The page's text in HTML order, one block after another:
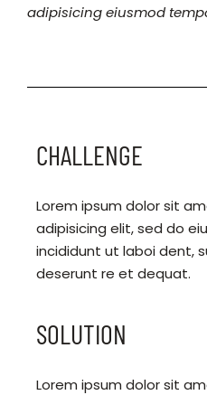
adipisicing eiusmod
CHALLENGE
Lorem ipsum dolor sit
adipisicing elit, sed do
incididunt ut laboi dent,
deserunt re et dequat.
SOLUTION
Lorem ipsum dolor sit